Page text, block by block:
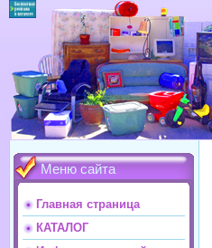
Меню сайта
Главная страница
КАТАЛОГ